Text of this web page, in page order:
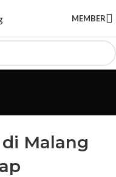
MEMBER
Malang